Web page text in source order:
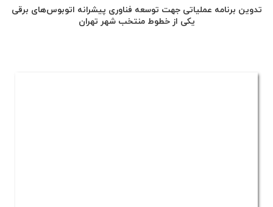
تدوین برنامه عملیاتی جهت توسعه فناوری پیشرانه اتوبوس‌های برقی
یکی از خطوط منتخب شهر تهران